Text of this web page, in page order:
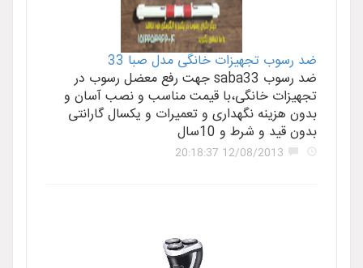
ضد رسوب تجهیزات خانگی مدل صبا 33
ضد رسوب saba33 جهت رفع معضل رسوب در
تجهیزات خانگی،با قیمت مناسب و نصب آسان و
بدون هزینه نگهداری و تعمیرات و یکسال گارانتی
بدون قید و شرط و 10سال
12/08/2013 20:18:37